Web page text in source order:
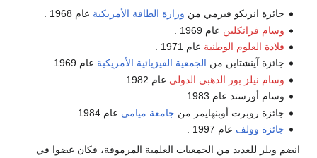
جائزة انريكو فيرمي من وزارة الطاقة الأمريكية عام 1968 .
وسام فرانكلين عام 1969 .
قلادة العلوم الوطنية عام 1971 .
جائزة آينشتاين من الجمعية الفيزيائية الأمريكية عام 1969 .
وسام نيلز بور الذهبي الدولي عام 1982 .
وسام أورستد عام 1983 .
جائزة روبرت أوبنهايمر من جامعة ميامي عام 1984 .
جائزة وولف عام 1997 .
انضم ويلر للعديد من الجمعيات العلمية المرموقة، فكان عضوا في